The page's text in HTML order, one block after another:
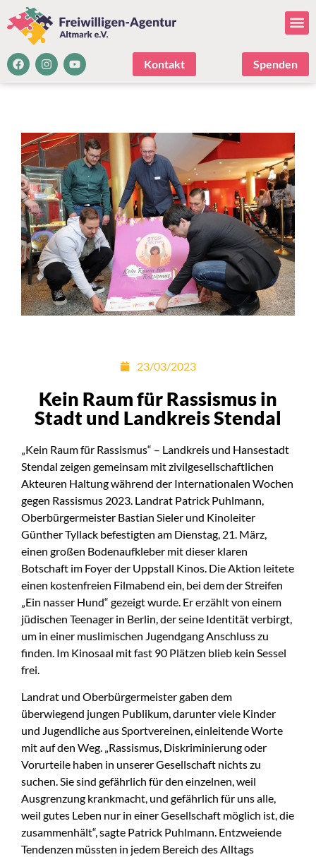
Kontakt Spenden
23/03/2023
Kein Raum für Rassismus in
Stadt und Landkreis Stendal
„Kein Raum für Rassismus“ – Landkreis und Hansestadt
Stendal zeigen gemeinsam mit zivilgesellschaftlichen
Akteuren Haltung während der Internationalen Wochen
gegen Rassismus 2023. Landrat Patrick Puhlmann,
Oberbürgermeister Bastian Sieler und Kinoleiter
Günther Tyllack befestigten am Dienstag, 21. März,
einen großen Bodenaufkleber mit dieser klaren
Botschaft im Foyer der Uppstall Kinos. Die Aktion leitete
einen kostenfreien Filmabend ein, bei dem der Streifen
„Ein nasser Hund“ gezeigt wurde. Er erzählt von einem
jüdischen Teenager in Berlin, der seine Identität verbirgt,
um in einer muslimischen Jugendgang Anschluss zu
finden. Im Kinosaal mit fast 90 Plätzen blieb kein Sessel
frei.
Landrat und Oberbürgermeister gaben dem
überwiegend jungen Publikum, darunter viele Kinder
und Jugendliche aus Sportvereinen, einleitende Worte
mit auf den Weg. „Rassismus, Diskriminierung oder
Vorurteile haben in unserer Gesellschaft nichts zu
suchen. Sie sind gefährlich für den einzelnen, weil
Ausgrenzung krankmacht, und gefährlich für uns alle,
weil gutes Leben nur in einer Gesellschaft möglich ist, die
zusammenhält“, sagte Patrick Puhlmann. Entzweiende
Tendenzen müssten in jedem Bereich des Alltags